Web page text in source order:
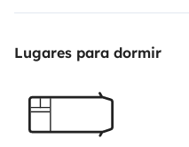
werden kann.
Bis auf die
enthalten.Ich freu mich
Lugares para dormir